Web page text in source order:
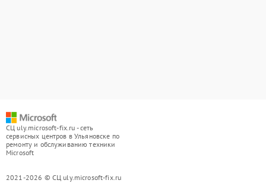
СЦ uly.microsoft-fix.ru - сеть
сервисных центров в Ульяновске по
ремонту и обслуживанию техники
Microsoft
2021-2026 © СЦ uly.microsoft-fix.ru